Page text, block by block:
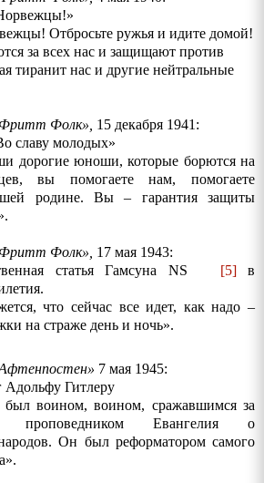
!»
! Отбросьте ружья и идите домой!
за всех нас и защищают против
тиранит нас и другие нейтральные
Фолк», 15 декабря 1941:
славу молодых»
дорогие юноши, которые борются на
вы помогаете нам, помогаете
родине. Вы – гарантия защиты
Фолк», 17 мая 1943:
статья Гамсуна NS [5]в
что сейчас все идет, как надо –
на страже день и ночь».
7 мая 1945:
Адольфу Гитлеру
воином, воином, сражавшимся за
проповедником Евангелия о
Он был реформатором самого
».